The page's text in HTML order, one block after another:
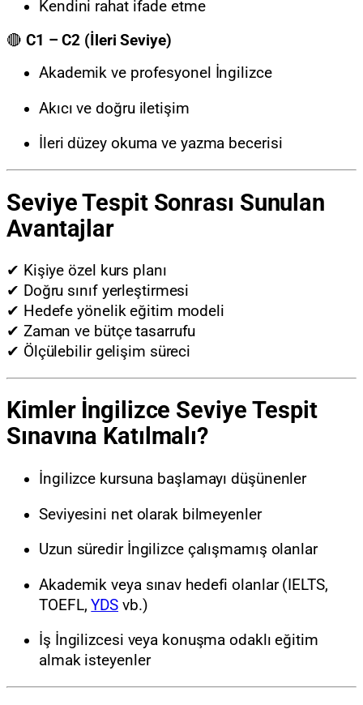
Kendini rahat ifade etme
🔴 C1 – C2 (İleri Seviye)
Akademik ve profesyonel İngilizce
Akıcı ve doğru iletişim
İleri düzey okuma ve yazma becerisi
Seviye Tespit Sonrası Sunulan
Avantajlar
✔ Kişiye özel kurs planı
✔ Doğru sınıf yerleştirmesi
✔ Hedefe yönelik eğitim modeli
✔ Zaman ve bütçe tasarrufu
✔ Ölçülebilir gelişim süreci
Kimler İngilizce Seviye Tespit
Sınavına Katılmalı?
İngilizce kursuna başlamayı düşünenler
Seviyesini net olarak bilmeyenler
Uzun süredir İngilizce çalışmamış olanlar
Akademik veya sınav hedefi olanlar (IELTS,
TOEFL,YDS vb.)
İş İngilizcesi veya konuşma odaklı eğitim
almak isteyenler